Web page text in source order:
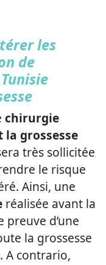
les
de
chirurgie
grossesse
très sollicitée
le risque
Ainsi, une
réalisée avant la
d’une
la grossesse
A contrario,